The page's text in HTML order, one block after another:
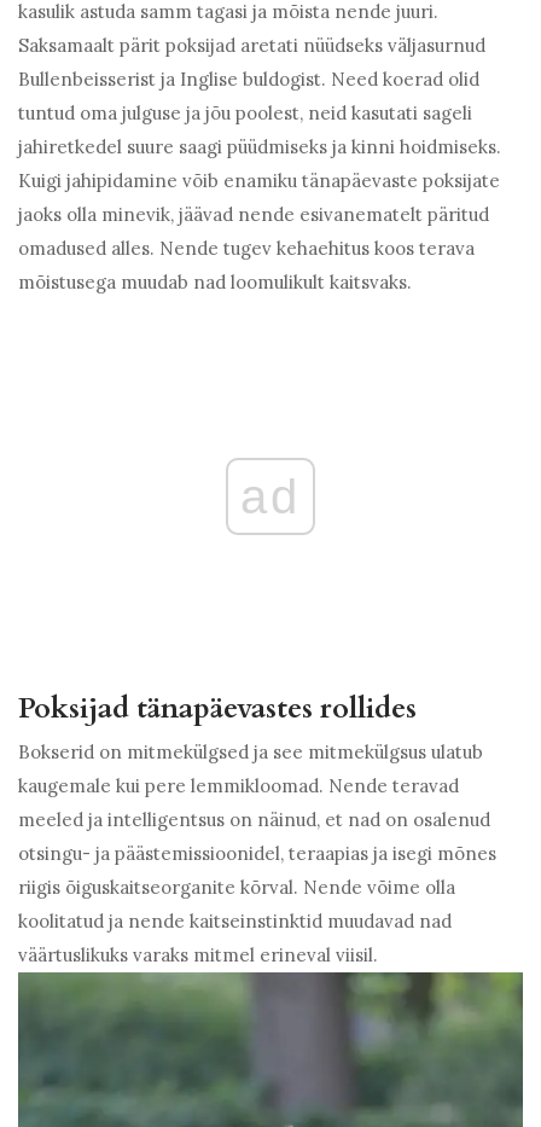
kasulik astuda samm tagasi ja mõista nende juuri.
Saksamaalt pärit poksijad aretati nüüdseks väljasurnud
Bullenbeisserist ja Inglise buldogist. Need koerad olid
tuntud oma julguse ja jõu poolest, neid kasutati sageli
jahiretkedel suure saagi püüdmiseks ja kinni hoidmiseks.
Kuigi jahipidamine võib enamiku tänapäevaste poksijate
jaoks olla minevik, jäävad nende esivanematelt päritud
omadused alles. Nende tugev kehaehitus koos terava
mõistusega muudab nad loomulikult kaitsvaks.
ad
Poksijad tänapäevastes rollides
Bokserid on mitmekülgsed ja see mitmekülgsus ulatub
kaugemale kui pere lemmikloomad. Nende teravad
meeled ja intelligentsus on näinud, et nad on osalenud
otsingu- ja päästemissioonidel, teraapias ja isegi mõnes
riigis õiguskaitseorganite kõrval. Nende võime olla
koolitatud ja nende kaitseinstinktid muudavad nad
väärtuslikuks varaks mitmel erineval viisil.